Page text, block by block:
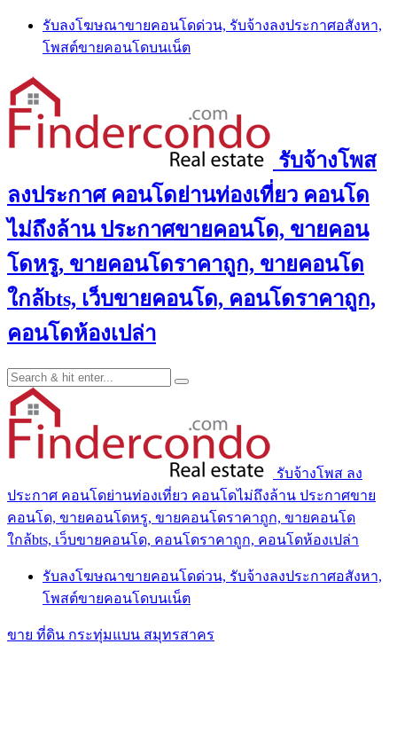
Skip
content
รับลงโฆษณาขายคอนโดด่วน, รับจ้างลงประกาศอสังหา,
โพสต์ขายคอนโดบนเน็ต
รับจ้างโพส
ลงประกาศ คอนโดย่านท่องเที่ยว คอนโด
ไม่ถึงล้าน ประกาศขายคอนโด, ขายคอน
โดหรู, ขายคอนโดราคาถูก, ขายคอนโด
ใกล้bts, เว็บขายคอนโด, คอนโดราคาถูก,
คอนโดห้องเปล่า
รับจ้างโพส ลง
ประกาศ คอนโดย่านท่องเที่ยว คอนโดไม่ถึงล้าน ประกาศขาย
คอนโด, ขายคอนโดหรู, ขายคอนโดราคาถูก, ขายคอนโด
ใกล้bts, เว็บขายคอนโด, คอนโดราคาถูก, คอนโดห้องเปล่า
รับลงโฆษณาขายคอนโดด่วน, รับจ้างลงประกาศอสังหา,
โพสต์ขายคอนโดบนเน็ต
ขาย ที่ดิน กระทุ่มแบน สมุทรสาคร